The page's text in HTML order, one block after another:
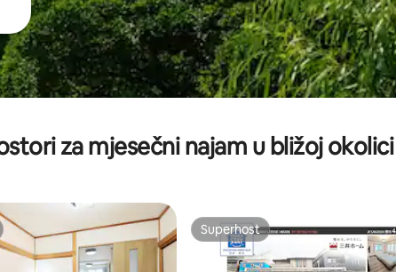
za mjesečni najam u bližoj okolici
Superhost
Superhost